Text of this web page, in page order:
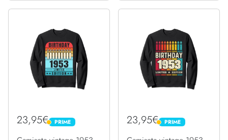
23,95€ PRIME
PRIME 23,95€ PRIME
PRIME